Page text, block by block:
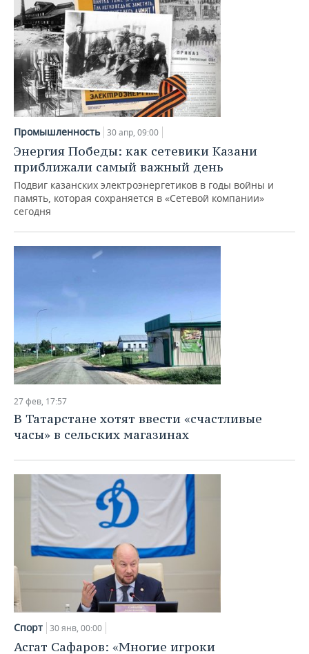
Промышленность 30 апр, 09:00
Энергия Победы: как сетевики Казани
приближали самый важный день
Подвиг казанских электроэнергетиков в годы войны и
память, которая сохраняется в «Сетевой компании»
сегодня
27 фев, 17:57
В Татарстане хотят ввести «счастливые
часы» в сельских магазинах
Спорт 30 янв, 00:00
Асгат Сафаров: «Многие игроки